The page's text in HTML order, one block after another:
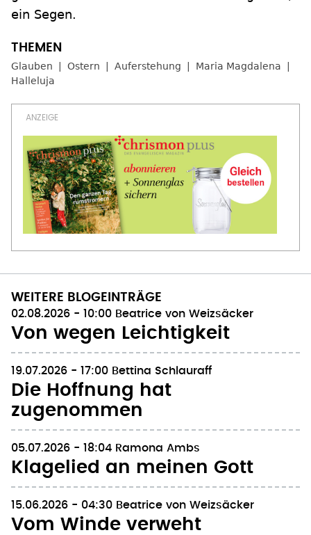
ein Segen.
Glauben Ostern Auferstehung
Maria Magdalena
Halleluja
WEITERE BLOGEINTRÄGE
02.08.2026 - 10:00 Beatrice von Weizsäcker
Von wegen Leichtigkeit
19.07.2026 - 17:00 Bettina Schlauraff
Die Hoffnung hat
zugenommen
05.07.2026 - 18:04 Ramona Ambs
Klagelied an meinen Gott
15.06.2026 - 04:30 Beatrice von Weizsäcker
Vom Winde verweht